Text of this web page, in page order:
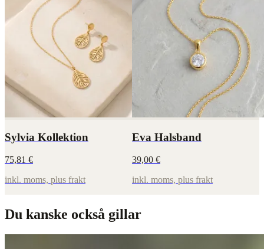
Sylvia Kollektion
75,81 €
inkl. moms, plus frakt
Eva Halsband
39,00 €
inkl. moms, plus frakt
Du kanske också gillar